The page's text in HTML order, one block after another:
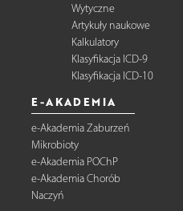
Wytyczne
Artykuły naukowe
Kalkulatory
Klasyfikacja ICD-9
Klasyfikacja ICD-10
E-AKADEMIA
e-Akademia Zaburzeń
Mikrobioty
e-Akademia POChP
e-Akademia Chorób
Naczyń